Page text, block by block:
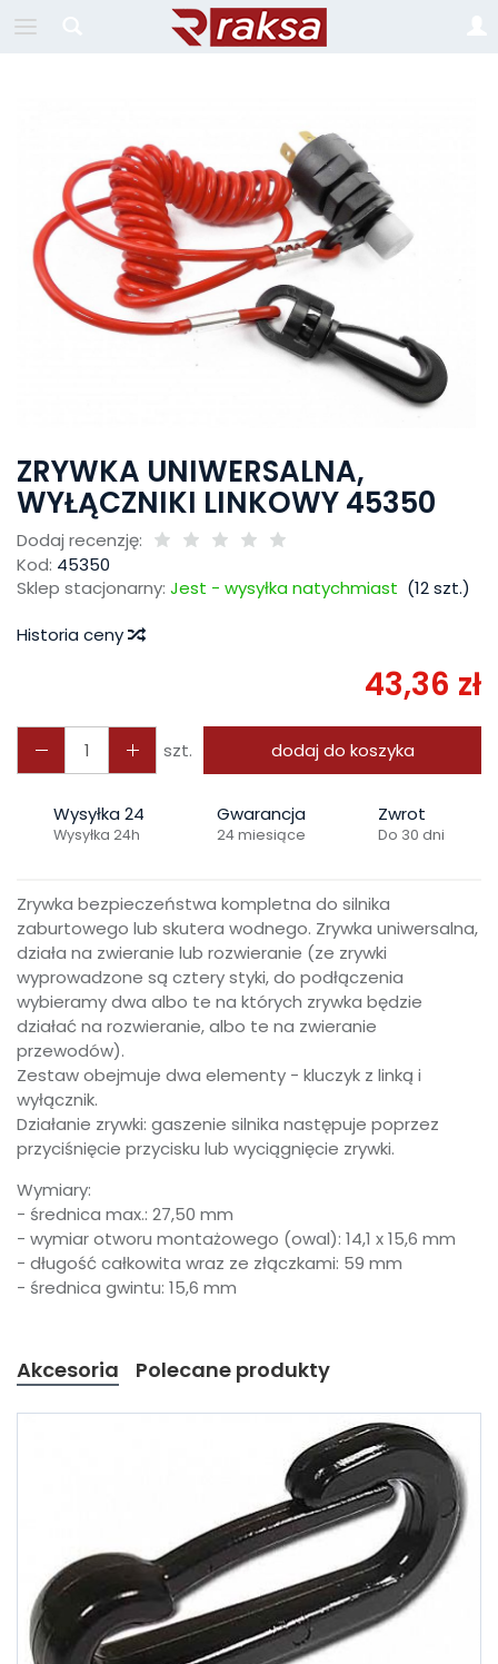
ZRYWKA UNIWERSALNA,
WYŁĄCZNIKI LINKOWY 45350
Dodaj recenzję:
Kod: 45350
Sklep stacjonarny: Jest - wysyłka natychmiast (12szt.)
Historia ceny
43,36 zł
szt. dodaj do koszyka
Wysyłka 24
Wysyłka 24h
Gwarancja
24 miesiące
Zwrot
Do 30 dni
Zrywka bezpieczeństwa kompletna do silnika
zaburtowego lub skutera wodnego. Zrywka uniwersalna,
działa na zwieranie lub rozwieranie (ze zrywki
wyprowadzone są cztery styki, do podłączenia
wybieramy dwa albo te na których zrywka będzie
działać na rozwieranie, albo te na zwieranie
przewodów).
Zestaw obejmuje dwa elementy - kluczyk z linką i
wyłącznik.
Działanie zrywki: gaszenie silnika następuje poprzez
przyciśnięcie przycisku lub wyciągnięcie zrywki.
Wymiary:
- średnica max.: 27,50 mm
- wymiar otworu montażowego (owal): 14,1 x 15,6 mm
- długość całkowita wraz ze złączkami: 59 mm
- średnica gwintu: 15,6 mm
Akcesoria Polecane produkty